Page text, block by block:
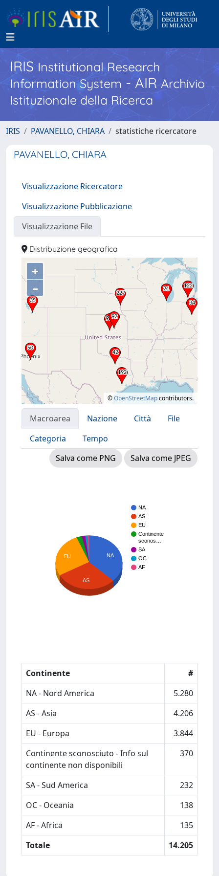
IRISInstitutional Research
Information System - AIR Archivio
Istituzionale della Ricerca
IRIS PAVANELLO, CHIARA statistiche ricercatore
PAVANELLO, CHIARA
Visualizzazione Ricercatore
Visualizzazione Pubblicazione
Visualizzazione File
Distribuzione geografica
+
–
©OpenStreetMapcontributors.
Macroarea Nazione Città
File
Categoria
Tempo
Salva come PNG
Salva come JPEG
NA
AS
EU
Continente
sconos…
SA
OC
AF
NA
EU
AS
Continente
#
NA - Nord America
5.280
AS - Asia
4.206
EU - Europa
3.844
Continente sconosciuto - Info sul
continente non disponibili
370
SA - Sud America
232
OC - Oceania
138
AF - Africa
135
Totale
14.205